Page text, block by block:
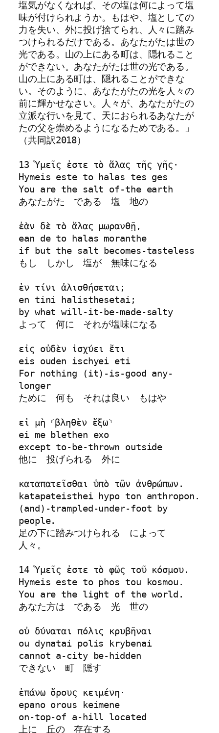
塩気がなくなれば、その塩は何によって塩
味が付けられようか。もはや、塩としての
力を失い、外に投げ捨てられ、人々に踏み
つけられるだけである。あなたがたは世の
光である。山の上にある町は、隠れること
ができない。あなたがたは世の光である。
山の上にある町は、隠れることができな
い。そのように、あなたがたの光を人々の
前に輝かせなさい。人々が、あなたがたの
立派な行いを見て、天におられるあなたが
たの父を崇めるようになるためである。」
（共同訳2018）
13 Ὑμεῖς ἐστε τὸ ἅλας τῆς γῆς·
Hymeis este to halas tes ges
You are the salt of-the earth
あなたがた　である　塩　地の
ἐὰν δὲ τὸ ἅλας μωρανθῇ,
ean de to halas moranthe
if but the salt becomes-tasteless
もし　しかし　塩が　無味になる
ἐν τίνι ἁλισθήσεται;
en tini halisthesetai;
by what will-it-be-made-salty
よって　何に　それが塩味になる
εἰς οὐδὲν ἰσχύει ἔτι
eis ouden ischyei eti
For nothing (it)-is-good any-
longer
ために　何も　それは良い　もはや
εἰ μὴ ⸂βληθὲν ἔξω⸃
ei me blethen exo
except to-be-thrown outside
他に　投げられる　外に
καταπατεῖσθαι ὑπὸ τῶν ἀνθρώπων.
katapateisthei hypo ton anthropon.
(and)-trampled-under-foot by
people.
足の下に踏みつけられる　によって
人々。
14 Ὑμεῖς ἐστε τὸ φῶς τοῦ κόσμου.
Hymeis este to phos tou kosmou.
You are the light of the world.
あなた方は　である　光　世の
οὐ δύναται πόλις κρυβῆναι
ou dynatai polis krybenai
cannot a-city be-hidden
できない　町　隠す
ἐπάνω ὄρους κειμένη·
epano orous keimene
on-top-of a-hill located
上に　丘の　存在する